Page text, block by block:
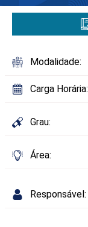
Modalidade:
Carga Horária:
Grau:
Área:
Responsável: